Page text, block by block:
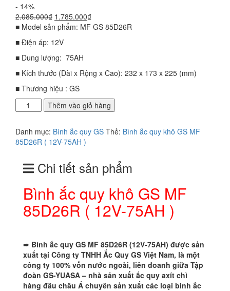
- 14%
2.085.000₫ Giá
gốc
2.085.000₫.
1.785.000₫Giá
hiện
■ Model sản phẩm: MF GS 85D26R
■ Điện áp: 12V
■ Dung lượng: 75AH
■ Kích thước (Dài x Rộng x Cao): 232 x 173 x 225 (mm)
■ Thương hiệu : GS
Bình
ắc
khô
GS
85D26R
75AH
Thêm vào giỏ hàng
Danh mục: Bình ắc quy GS Thẻ: Bình ắc quy khô GS MF
85D26R ( 12V-75AH )
Chi tiết sản phẩm
Bình ắc quy khô GS MF
85D26R ( 12V-75AH )
➨ Bình ắc quy GS MF 85D26R (12V-75AH) được sản
xuất tại Công ty TNHH Ắc Quy GS Việt Nam, là một
công ty 100% vốn nước ngoài, liên doanh giữa Tập
đoàn GS-YUASA – nhà sản xuất ắc quy axít chì
hàng đầu châu Á chuyên sản xuất các loại bình ắc